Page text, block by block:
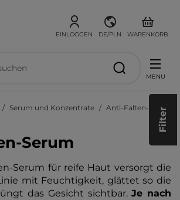
EINLOGGEN DE/PLN WARENKORB
MENU
Serum und Konzentrate
Anti-Falten-
Serum
Serum für reife Haut versorgt die
mit Feuchtigkeit, glättet so die
das Gesicht sichtbar.Je nach
Filter